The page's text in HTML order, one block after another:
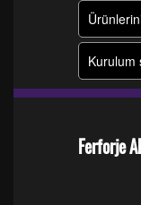
Kurulum
Ferforje